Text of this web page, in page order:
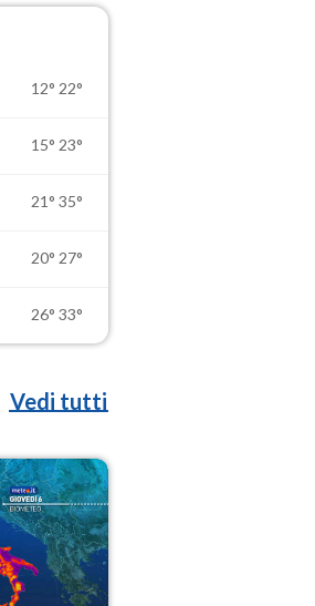
12° 22°
15° 23°
21° 35°
20° 27°
26° 33°
Vedi tutti